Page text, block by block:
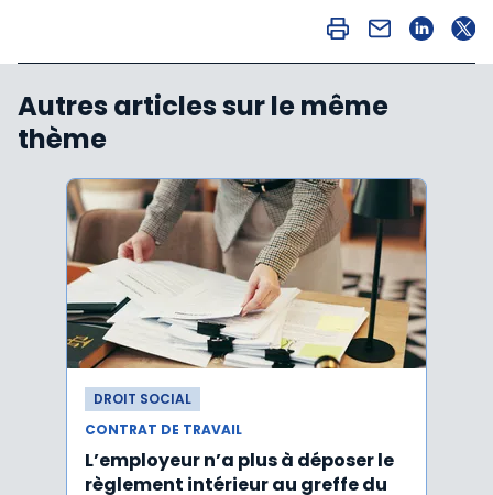
Autres articles sur le même
thème
DROIT SOCIAL
CONTRAT DE TRAVAIL
L’employeur n’a plus à déposer le
règlement intérieur au greffe du